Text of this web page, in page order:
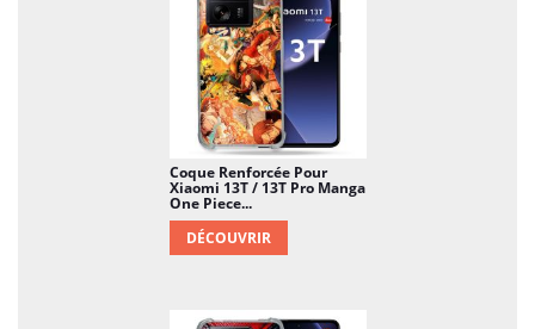
Coque Renforcée Pour
Xiaomi 13T / 13T Pro Manga
One Piece...
DÉCOUVRIR